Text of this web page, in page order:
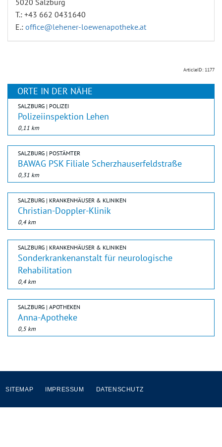
5020 Salzburg
T.: +43 662 0431640
E.: office@lehener-loewenapotheke.at
ArticleID: 1177
ORTE IN DER NÄHE
SALZBURG | POLIZEI
Polizeiinspektion Lehen
0,11 km
SALZBURG | POSTÄMTER
BAWAG PSK Filiale Scherzhauserfeldstraße
0,31 km
SALZBURG | KRANKENHÄUSER & KLINIKEN
Christian-Doppler-Klinik
0,4 km
SALZBURG | KRANKENHÄUSER & KLINIKEN
Sonderkrankenanstalt für neurologische
Rehabilitation
0,4 km
SALZBURG | APOTHEKEN
Anna-Apotheke
0,5 km
SITEMAP IMPRESSUM DATENSCHUTZ